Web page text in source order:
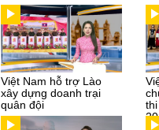
Việt Nam hỗ trợ Lào
xây dựng doanh trại
quân đội